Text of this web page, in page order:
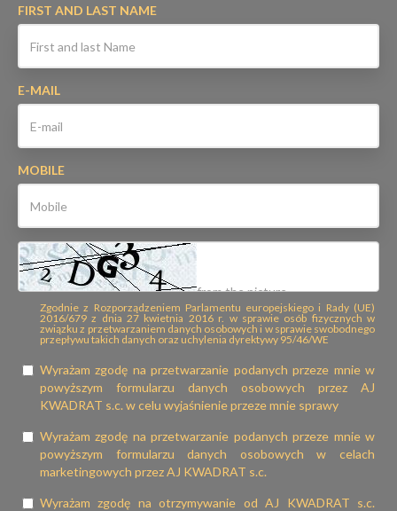
FIRST AND LAST NAME
E-MAIL
MOBILE
Zgodnie z Rozporządzeniem Parlamentu europejskiego i Rady (UE)
2016/679 z dnia 27 kwietnia 2016 r. w sprawie osób fizycznych w
związku z przetwarzaniem danych osobowych i w sprawie swobodnego
przepływu takich danych oraz uchylenia dyrektywy 95/46/WE
Wyrażam zgodę na przetwarzanie podanych przeze mnie w
powyższym formularzu danych osobowych przez AJ
KWADRAT s.c. w celu wyjaśnienie przeze mnie sprawy
Wyrażam zgodę na przetwarzanie podanych przeze mnie w
powyższym formularzu danych osobowych w celach
marketingowych przez AJ KWADRAT s.c.
Wyrażam zgodę na otrzymywanie od AJ KWADRAT s.c.